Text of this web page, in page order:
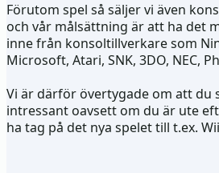
Förutom spel så säljer vi även
och vår målsättning är att ha det
inne från konsoltillverkare som
Microsoft, Atari, SNK, 3DO, NEC,
Vi är därför övertygade om att du
intressant oavsett om du är ute
ha tag på det nya spelet till t.ex.